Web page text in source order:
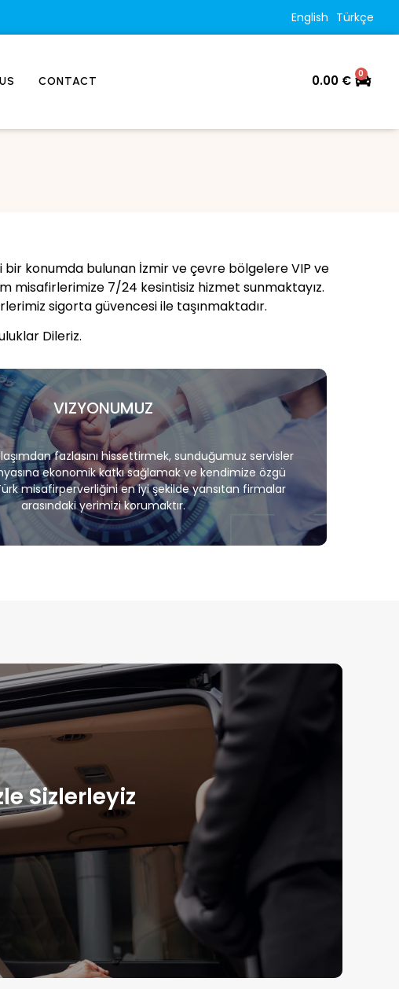
English Türkçe
CONTACT 0.00 € 0
konumda bulunan İzmir ve çevre bölgelere VIP ve
misafirlerimize 7/24 kesintisiz hizmet sunmaktayız.
sigorta güvencesi ile taşınmaktadır.
Dileriz.
VIZYONUMUZ
fazlasını hissettirmek, sunduğumuz servisler
ekonomik katkı sağlamak ve kendimize özgü
misafirperverliğini en iyi şekilde yansıtan firmalar
arasındaki yerimizi korumaktır.
Sizlerleyiz